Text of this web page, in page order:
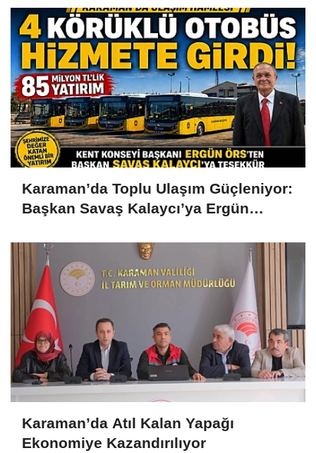
Karaman’da Toplu Ulaşım Güçleniyor:
Başkan Savaş Kalaycı’ya Ergün
Karaman’da Atıl Kalan Yapağı
Ekonomiye Kazandırılıyor